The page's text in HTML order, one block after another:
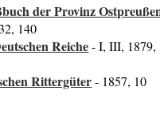
der Provinz
140
Reiche- I, III, 1879,
Rittergüter- 1857, 10